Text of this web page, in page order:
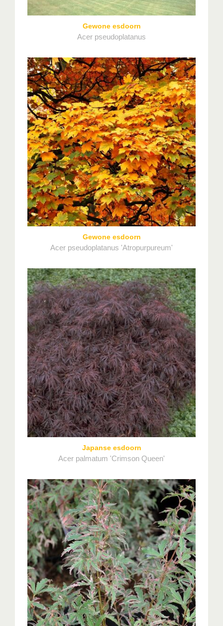
Gewone esdoorn
Acer pseudoplatanus
Gewone esdoorn
Acer pseudoplatanus 'Atropurpureum'
Japanse esdoorn
Acer palmatum 'Crimson Queen'